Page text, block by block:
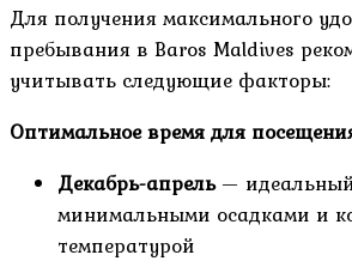
Для получения максимального
пребывания в Baros Maldives
учитывать следующие факторы:
Оптимальное время для
Декабрь-апрель— идеальный
минимальными осадками и
температурой